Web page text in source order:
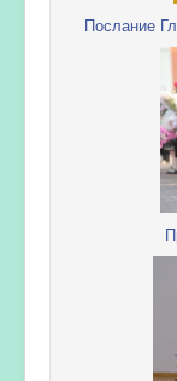
Послание